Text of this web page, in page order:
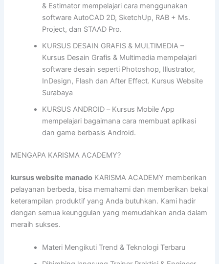
& Estimator mempelajari cara menggunakan
software AutoCAD 2D, SketchUp, RAB + Ms.
Project, dan STAAD Pro.
KURSUS DESAIN GRAFIS & MULTIMEDIA –
Kursus Desain Grafis & Multimedia mempelajari
software desain seperti Photoshop, Illustrator,
InDesign, Flash dan After Effect. Kursus Website
Surabaya
KURSUS ANDROID – Kursus Mobile App
mempelajari bagaimana cara membuat aplikasi
dan game berbasis Android.
MENGAPA KARISMA ACADEMY?
kursus website manado KARISMA ACADEMY memberikan
pelayanan berbeda, bisa memahami dan memberikan bekal
keterampilan produktif yang Anda butuhkan. Kami hadir
dengan semua keunggulan yang memudahkan anda dalam
meraih sukses.
Materi Mengikuti Trend & Teknologi Terbaru